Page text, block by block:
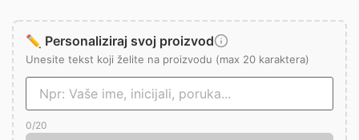
✏️ Personaliziraj svoj proizvod
Unesite tekst koji želite na proizvodu (max 20 karaktera)
0/20